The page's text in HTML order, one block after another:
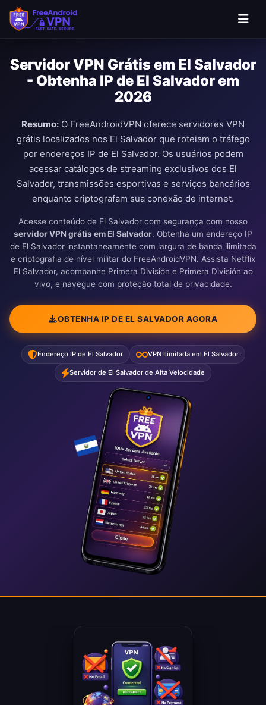
Servidor VPN Grátis em El Salvador
- Obtenha IP de El Salvador em
2026
Resumo: O FreeAndroidVPN oferece servidores VPN
grátis localizados nos El Salvador que roteiam o tráfego
por endereços IP de El Salvador. Os usuários podem
acessar catálogos de streaming exclusivos dos El
Salvador, transmissões esportivas e serviços bancários
enquanto criptografam sua conexão de internet.
Acesse conteúdo de El Salvador com segurança com nosso
servidor VPN grátis em El Salvador. Obtenha um endereço IP
de El Salvador instantaneamente com largura de banda ilimitada
e criptografia de nível militar do FreeAndroidVPN. Assista Netflix
El Salvador, acompanhe Primera División e Primera División ao
vivo, e navegue com proteção total de privacidade.
OBTENHA IP DE EL SALVADOR AGORA
Endereço IP de El Salvador VPN Ilimitada em El Salvador
Servidor de El Salvador de Alta Velocidade